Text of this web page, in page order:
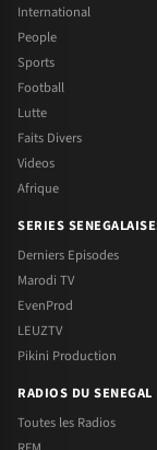
International
People
Sports
Football
Lutte
Faits Divers
Videos
Afrique
SERIES
Derniers Episodes
Marodi TV
EvenProd
LEUZTV
Pikini Production
RADIOS DU SENEGAL
Toutes les Radios